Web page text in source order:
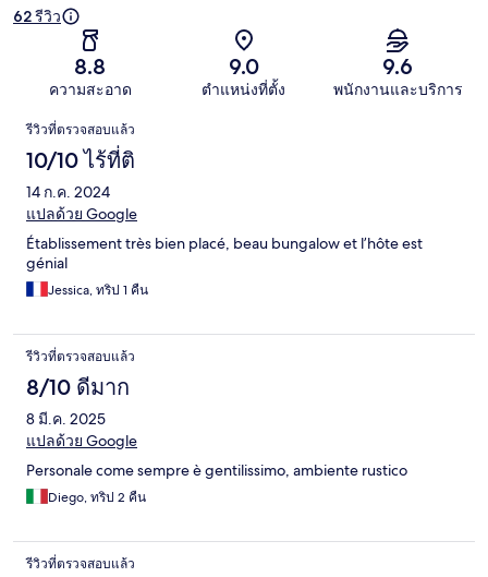
62 รีวิว
8.8
ความสะอาด
9.0
ตำแหน่งที่ตั้ง
9.6
พนักงานและบริการ
รีวิว
รีวิวที่ตรวจสอบแล้ว
10/10 ไร้ที่ติ
14 ก.ค. 2024
แปลด้วย Google
Établissement très bien placé, beau bungalow et l’hôte est
génial
Jessica, ทริป 1 คืน
รีวิวที่ตรวจสอบแล้ว
8/10 ดีมาก
8 มี.ค. 2025
แปลด้วย Google
Personale come sempre è gentilissimo, ambiente rustico
Diego, ทริป 2 คืน
รีวิวที่ตรวจสอบแล้ว